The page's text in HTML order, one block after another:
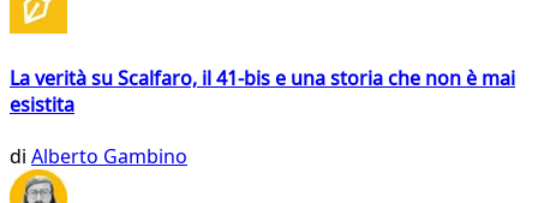
La verità su Scalfaro, il 41-bis e una storia che non è mai
esistita
di Alberto Gambino